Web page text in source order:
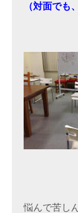
（対面でも
悩んで苦し